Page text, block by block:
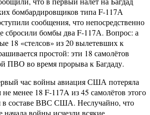
бомбардировщиков типа F-117А
сообщения, что непосредственно
сбросили бомбы два F-117А. Вопрос: а
18 «стелсов» из 20 вылетевших к
простой: эти 18 самолётов
ПВО во время прорыва к Багдаду.
час войны авиация США потеряла
не менее 18 F-117A из 45 самолётов этого
в составе ВВС США. Неслучайно, что